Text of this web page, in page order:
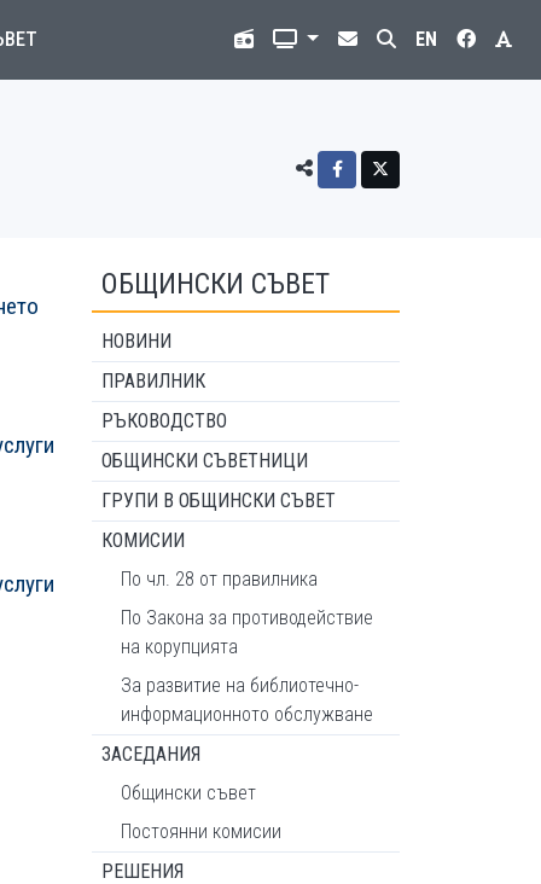
EN
ОБЩИНСКИ СЪВЕТ
НОВИНИ
ПРАВИЛНИК
РЪКОВОДСТВО
ОБЩИНСКИ СЪВЕТНИЦИ
ГРУПИ В ОБЩИНСКИ СЪВЕТ
КОМИСИИ
По чл. 28 от правилника
По Закона за противодействие
на корупцията
За развитие на библиотечно-
информационното обслужване
ЗАСЕДАНИЯ
Общински съвет
Постоянни комисии
РЕШЕНИЯ